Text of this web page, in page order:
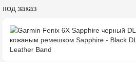
под заказ